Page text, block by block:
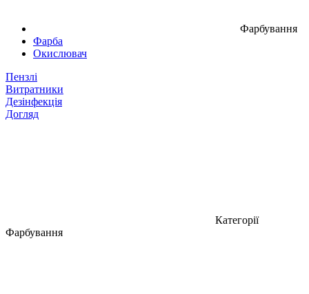
Фарбування
Фарба
Окислювач
Пензлі
Витратники
Дезінфекція
Догляд
Категорії
Фарбування